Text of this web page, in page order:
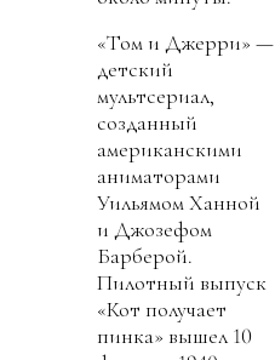
«Том и Джерри» —
детский
мультсериал,
созданный
американскими
аниматорами
Уильямом Ханной
и Джозефом
Барберой.
Пилотный выпуск
«Кот получает
пинка» вышел 10